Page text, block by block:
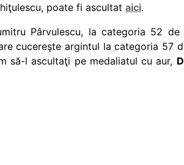
poate fi ascultat aici.
Pârvulescu, la categoria 52
cucereşte argintul la categoria 57
să-l ascultaţi pe medaliatul cu aur,